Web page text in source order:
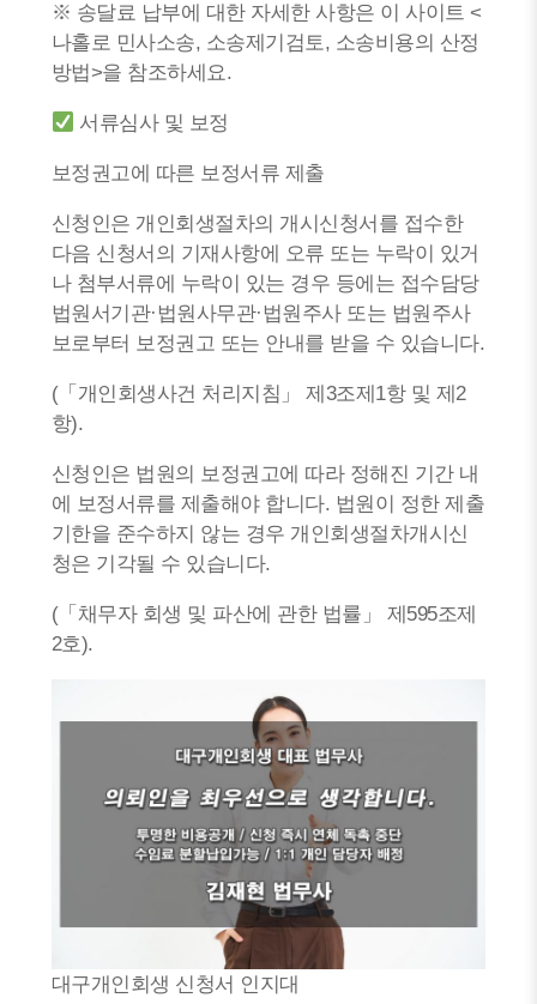
※ 송달료 납부에 대한 자세한 사항은 이 사이트 <
나홀로 민사소송, 소송제기검토, 소송비용의 산정
방법>을 참조하세요.
서류심사 및 보정
보정권고에 따른 보정서류 제출
신청인은 개인회생절차의 개시신청서를 접수한
다음 신청서의 기재사항에 오류 또는 누락이 있거
나 첨부서류에 누락이 있는 경우 등에는 접수담당
법원서기관·법원사무관·법원주사 또는 법원주사
보로부터 보정권고 또는 안내를 받을 수 있습니다.
(「개인회생사건 처리지침」 제3조제1항 및 제2
항).
신청인은 법원의 보정권고에 따라 정해진 기간 내
에 보정서류를 제출해야 합니다. 법원이 정한 제출
기한을 준수하지 않는 경우 개인회생절차개시신
청은 기각될 수 있습니다.
(「채무자 회생 및 파산에 관한 법률」 제595조제
2호).
대구개인회생 신청서 인지대